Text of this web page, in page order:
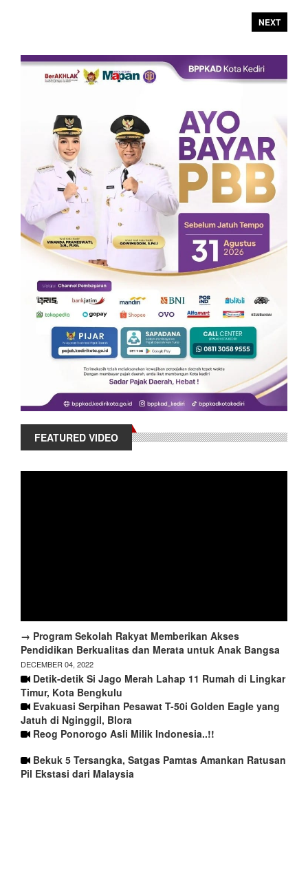
NEXT
FEATURED VIDEO
→ Program Sekolah Rakyat Memberikan Akses
Pendidikan Berkualitas dan Merata untuk Anak Bangsa
DECEMBER 04, 2022
Detik-detik Si Jago Merah Lahap 11 Rumah di Lingkar
Timur, Kota Bengkulu
Evakuasi Serpihan Pesawat T-50i Golden Eagle yang
Jatuh di Nginggil, Blora
Reog Ponorogo Asli Milik Indonesia..!!
Bekuk 5 Tersangka, Satgas Pamtas Amankan Ratusan
Pil Ekstasi dari Malaysia